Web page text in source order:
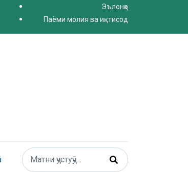
Эълонҳо
Паёми молия ва иқтисод
Поиск